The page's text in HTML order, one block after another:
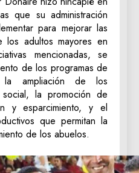
que su administración
para mejorar las
adultos mayores en
mencionadas, se
de los programas de
la ampliación de los
la promoción de
y esparcimiento, y el
que permitan la
de los abuelos.